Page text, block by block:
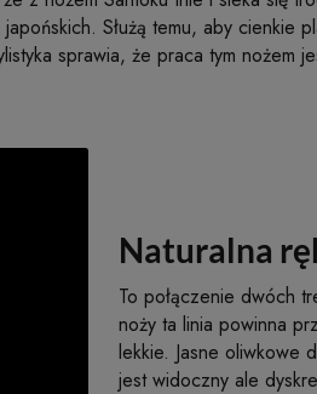
Służą temu, aby cienkie
sprawia, że praca tym nożem
Naturalna
To połączenie dwóch
noży ta linia powinna
lekkie. Jasne oliwkowe
jest widoczny ale